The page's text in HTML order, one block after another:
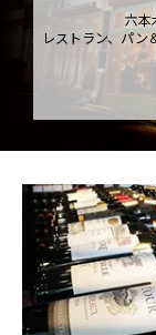
六本
レストラン、パン